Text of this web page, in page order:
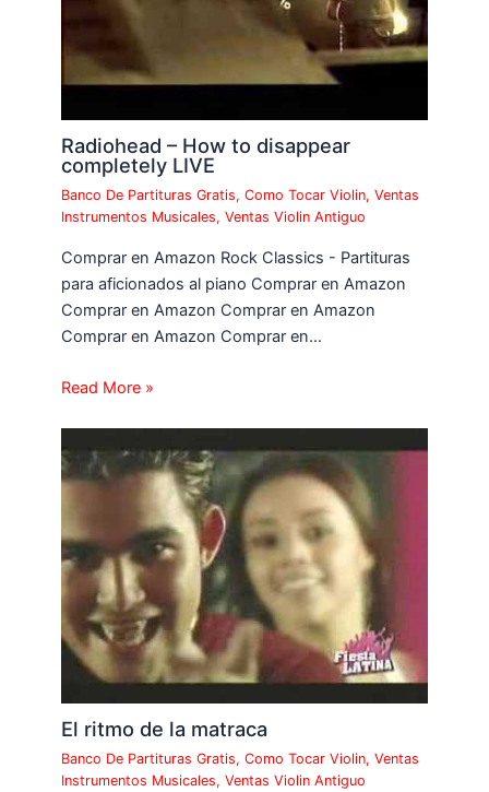
Radiohead – How to disappear
completely LIVE
Banco De Partituras Gratis,Como Tocar Violin,Ventas
Instrumentos Musicales,Ventas Violin Antiguo
Comprar en Amazon Rock Classics - Partituras
para aficionados al piano Comprar en Amazon
Comprar en Amazon Comprar en Amazon
Comprar en Amazon Comprar en…
Read More »
El ritmo de la matraca
Banco De Partituras Gratis,Como Tocar Violin,Ventas
Instrumentos Musicales,Ventas Violin Antiguo